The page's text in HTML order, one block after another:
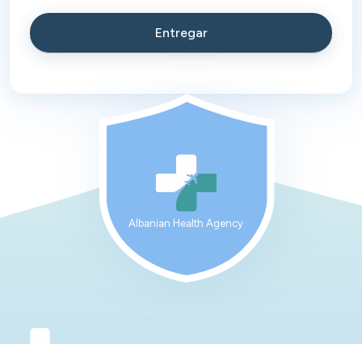
Albanian Health Agency